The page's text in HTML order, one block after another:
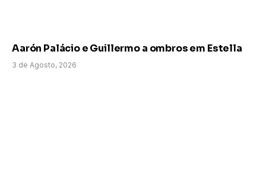
Aarón Palácio e Guillermo a ombros em Estella
3 de Agosto, 2026